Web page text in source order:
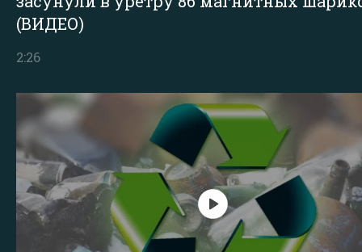
(ВИДЕО)
2:26